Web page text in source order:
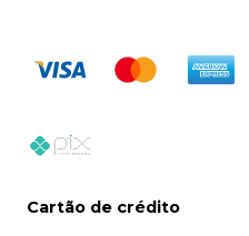
Cartão de crédito